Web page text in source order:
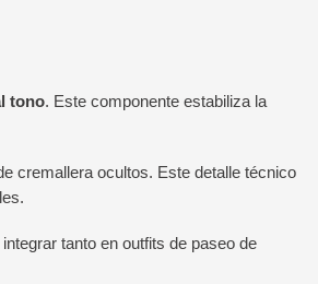
tono. Este componente estabiliza la
cremallera ocultos. Este detalle técnico
tanto en outfits de paseo de